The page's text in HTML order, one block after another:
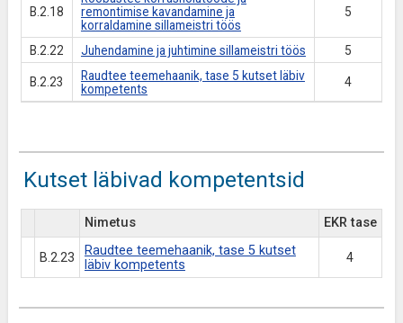
B.2.18
remontimise kavandamine ja
korraldamine sillameistri töös
5
B.2.22 Juhendamine ja juhtimine sillameistri töös 5
B.2.23
Raudtee teemehaanik, tase 5 kutset läbiv
kompetents
4
Kutset läbivad kompetentsid
Nimetus EKR tase
B.2.23
Raudtee teemehaanik, tase 5 kutset
läbiv kompetents
4